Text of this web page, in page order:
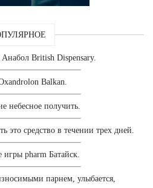
British Dispensary.
Balkan.
небесное получить.
это средство в течении трех дней.
pharm Батайск.
парнем, улыбается,